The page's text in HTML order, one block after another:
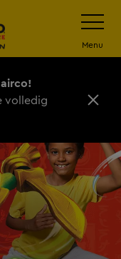
Schakel
navigatie
Menu
volledig
D
h